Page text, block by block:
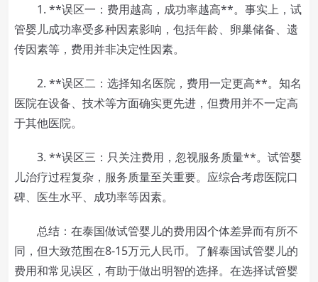
1. **误区一：费用越高，成功率越高**。事实上，试
管婴儿成功率受多种因素影响，包括年龄、卵巢储备、遗
传因素等，费用并非决定性因素。
2. **误区二：选择知名医院，费用一定更高**。知名
医院在设备、技术等方面确实更先进，但费用并不一定高
于其他医院。
3. **误区三：只关注费用，忽视服务质量**。试管婴
儿治疗过程复杂，服务质量至关重要。应综合考虑医院口
碑、医生水平、成功率等因素。
总结：在泰国做试管婴儿的费用因个体差异而有所不
同，但大致范围在8-15万元人民币。了解泰国试管婴儿的
费用和常见误区，有助于做出明智的选择。在选择试管婴